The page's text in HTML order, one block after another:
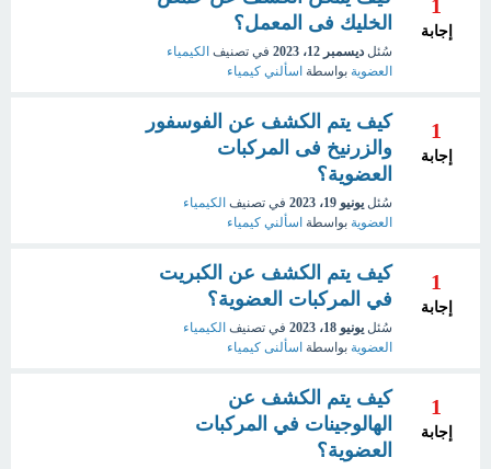
1
إجابة
الخليك فى المعمل؟
سُئل ديسمبر 12، 2023 في تصنيف الكيمياء
العضوية بواسطة اسألني كيمياء
1
إجابة
كيف يتم الكشف عن الفوسفور
والزرنيخ فى المركبات
العضوية؟
سُئل يونيو 19، 2023 في تصنيف الكيمياء
العضوية بواسطة اسألني كيمياء
1
إجابة
كيف يتم الكشف عن الكبريت
في المركبات العضوية؟
سُئل يونيو 18، 2023 في تصنيف الكيمياء
العضوية بواسطة اسألنى كيمياء
1
إجابة
كيف يتم الكشف عن
الهالوجينات في المركبات
العضوية؟